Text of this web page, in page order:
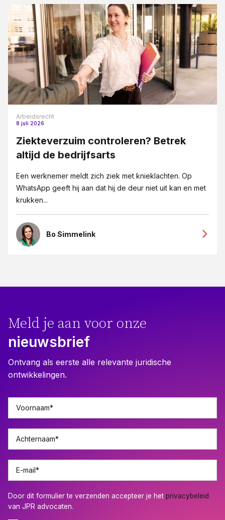
Arbeidsrecht
8 juli 2026
Ziekteverzuim controleren? Betrek
altijd de bedrijfsarts
Een werknemer meldt zich ziek met knieklachten. Op
WhatsApp geeft hij aan dat hij de deur niet uit kan en met
krukken...
Bo Simmelink
Meld je aan voor onze
nieuwsbrief
Ontvang als eerste alle relevante juridische
ontwikkelingen.
Voornaam*
Achternaam*
E-mail*
Door dit formulier te verzenden accepteer je het privacybeleid
van JPR advocaten.